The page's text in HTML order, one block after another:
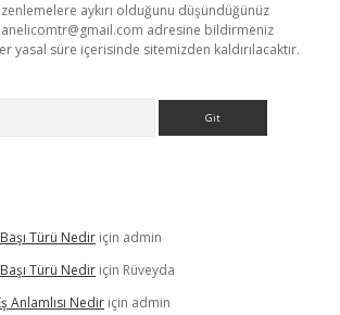
aykırı olduğunu düşündüğünüz
adresine bildirmeniz
yasal süre içerisinde sitemizden kaldırılacaktır.
Türü Nedir için admin
Türü Nedir için Rüveyda
Anlamlısı Nedir için admin